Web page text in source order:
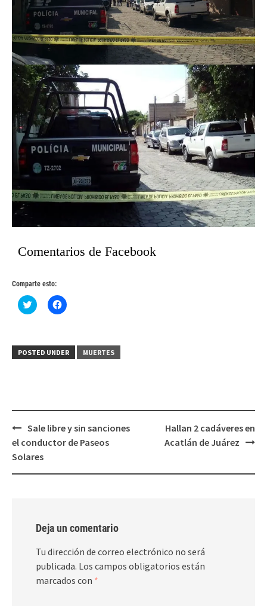
Comentarios de Facebook
Comparte esto:
Haz
clic
(Se
abre
Haz
clic
(Se
abre
POSTED UNDER MUERTES
Post
navigation
Sale libre y sin sanciones
el conductor de Paseos
Solares
Hallan 2 cadáveres en
Acatlán de Juárez
Deja un comentario
Tu dirección de correo electrónico no será
publicada. Los campos obligatorios están
marcados con *